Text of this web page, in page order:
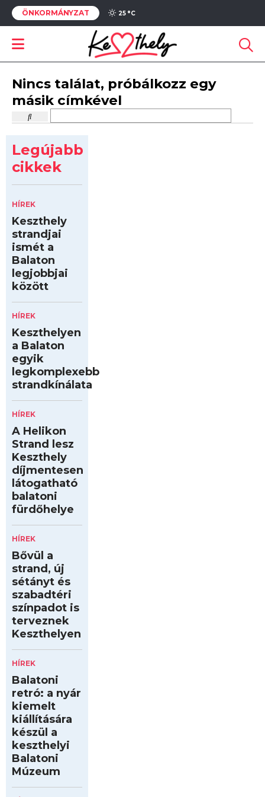
ÖNKORMÁNYZAT 25 °C
Nincs találat, próbálkozz egy
másik címkével
Legújabb
cikkek
HÍREK
Keszthely
strandjai
ismét a
Balaton
legjobbjai
között
HÍREK
Keszthelyen
a Balaton
egyik
legkomplexebb
strandkínálata
HÍREK
A Helikon
Strand lesz
Keszthely
díjmentesen
látogatható
balatoni
fürdőhelye
HÍREK
Bővül a
strand, új
sétányt és
szabadtéri
színpadot is
terveznek
Keszthelyen
HÍREK
Balatoni
retró: a nyár
kiemelt
kiállítására
készül a
keszthelyi
Balatoni
Múzeum